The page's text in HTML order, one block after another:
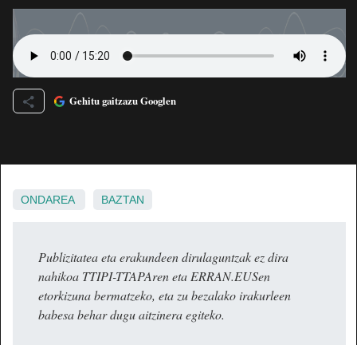
Gehitu gaitzazu Googlen
ONDAREA BAZTAN
Publizitatea eta erakundeen dirulaguntzak ez dira
nahikoa TTIPI-TTAPAren eta ERRAN.EUSen
etorkizuna bermatzeko, eta zu bezalako irakurleen
babesa behar dugu aitzinera egiteko.